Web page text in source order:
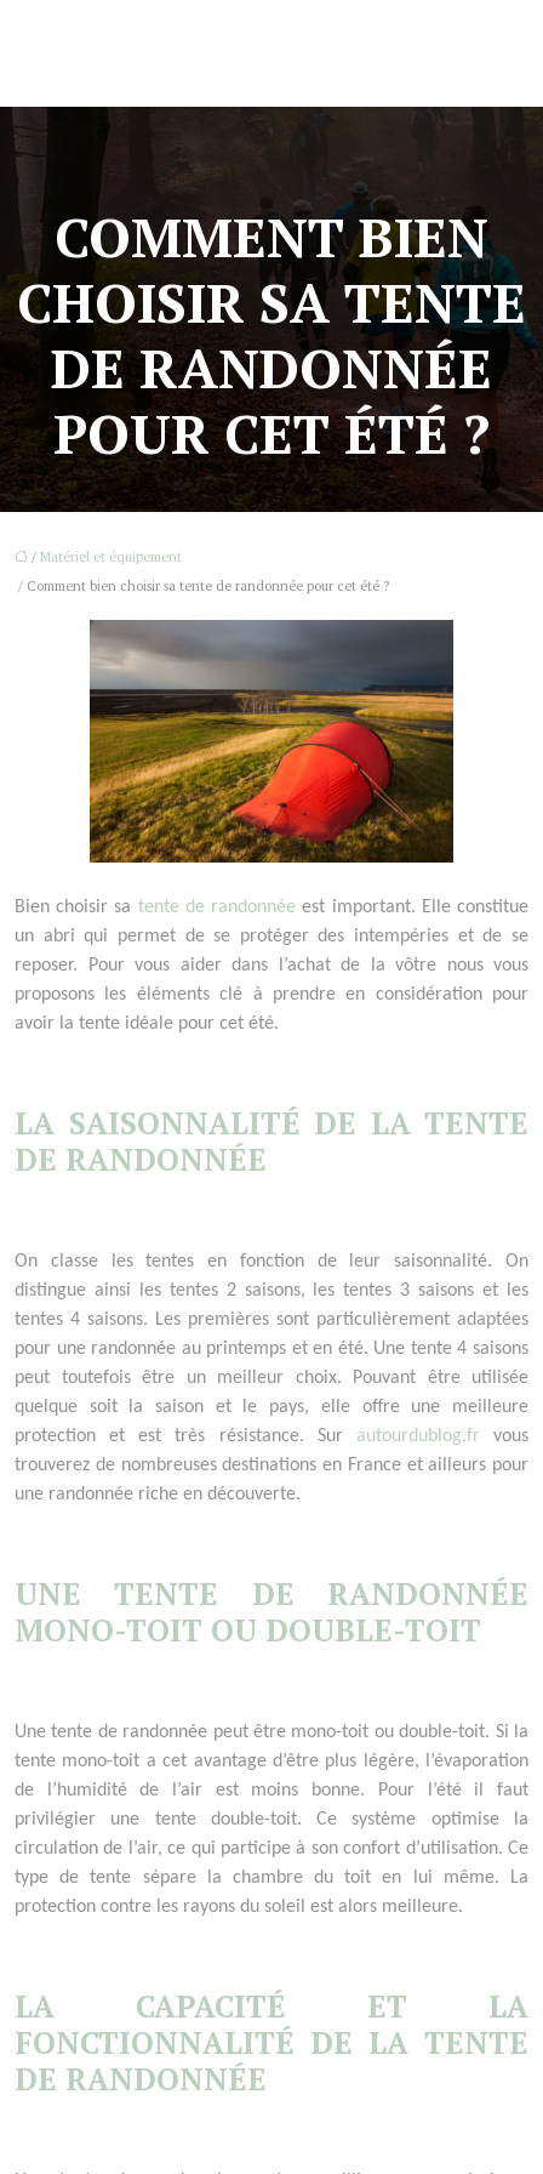
COMMENT BIEN
CHOISIR SA TENTE
DE RANDONNÉE
POUR CET ÉTÉ ?
/ Matériel et équipement
/ Comment bien choisir sa tente de randonnée pour cet été ?
Bien choisir sa tente de randonnée est important. Elle constitue
un abri qui permet de se protéger des intempéries et de se
reposer. Pour vous aider dans l’achat de la vôtre nous vous
proposons les éléments clé à prendre en considération pour
avoir la tente idéale pour cet été.
LA SAISONNALITÉ DE LA TENTE
DE RANDONNÉE
On classe les tentes en fonction de leur saisonnalité. On
distingue ainsi les tentes 2 saisons, les tentes 3 saisons et les
tentes 4 saisons. Les premières sont particulièrement adaptées
pour une randonnée au printemps et en été. Une tente 4 saisons
peut toutefois être un meilleur choix. Pouvant être utilisée
quelque soit la saison et le pays, elle offre une meilleure
protection et est très résistance. Sur autourdublog.fr vous
trouverez de nombreuses destinations en France et ailleurs pour
une randonnée riche en découverte.
UNE TENTE DE RANDONNÉE
MONO-TOIT OU DOUBLE-TOIT
Une tente de randonnée peut être mono-toit ou double-toit. Si la
tente mono-toit a cet avantage d’être plus légère, l’évaporation
de l’humidité de l’air est moins bonne. Pour l’été il faut
privilégier une tente double-toit. Ce système optimise la
circulation de l’air, ce qui participe à son confort d’utilisation. Ce
type de tente sépare la chambre du toit en lui même. La
protection contre les rayons du soleil est alors meilleure.
LA CAPACITÉ ET LA
FONCTIONNALITÉ DE LA TENTE
DE RANDONNÉE